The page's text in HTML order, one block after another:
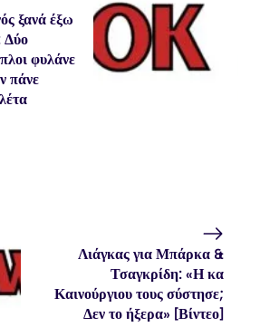
ξανά έξω
Δύο
φυλάνε
πάνε
Λιάγκας για Μπάρκα &
Τσαγκρίδη: «Η κα
Καινούργιου τους σύστησε;
Δεν το ήξερα» [Βίντεο]